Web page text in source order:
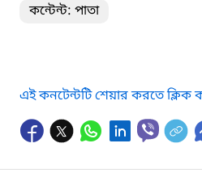
কন্টেন্ট: পাতা
এই কনটেন্টটি শেয়ার করতে